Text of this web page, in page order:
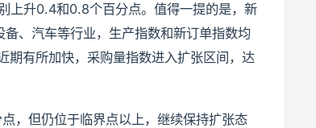
上升0.4和0.8个百分点。值得一提的是，新
、汽车等行业，生产指数和新订单指数均
期有所加快，采购量指数进入扩张区间，达
，但仍位于临界点以上，继续保持扩张态